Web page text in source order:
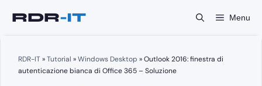
Menu
RDR-IT»Tutorial »Windows Desktop »Outlook 2016: finestra di
autenticazione bianca di Office 365 – Soluzione